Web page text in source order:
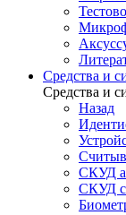
Средства и
Средства и
Назад
СКУД
СКУД